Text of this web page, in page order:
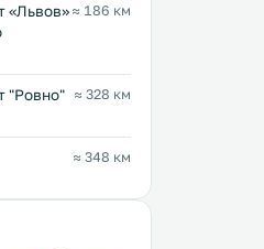
«Львов»≈ 186 км
"Ровно" ≈ 328 км
≈ 348 км